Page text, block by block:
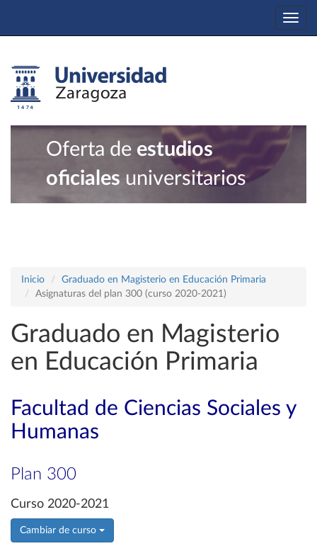
Oferta de estudios
oficiales universitarios
Inicio
Graduado en Magisterio en Educación Primaria
Asignaturas del plan 300 (curso 2020-2021)
Graduado en Magisterio
en Educación Primaria
Facultad de Ciencias Sociales y
Humanas
Plan 300
Curso 2020-2021
Cambiar de curso